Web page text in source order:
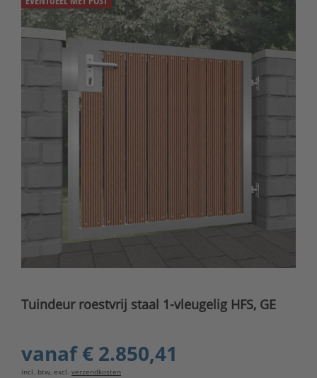
Tuindeur roestvrij staal 1-vleugelig HFS, GE
vanaf€ 2.850,41
incl. btw, excl. verzendkosten